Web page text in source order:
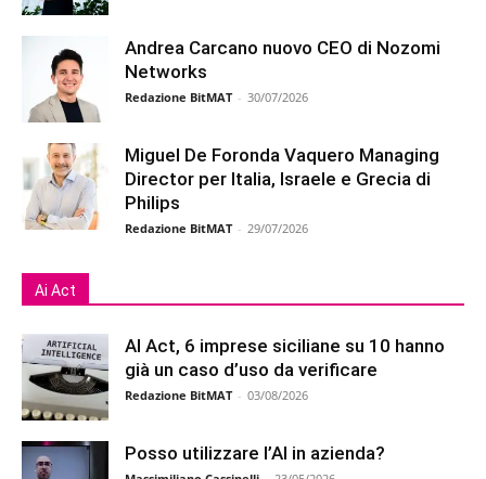
Andrea Carcano nuovo CEO di Nozomi
Networks
Redazione BitMAT - 30/07/2026
Miguel De Foronda Vaquero Managing
Director per Italia, Israele e Grecia di
Philips
Redazione BitMAT - 29/07/2026
Ai Act
AI Act, 6 imprese siciliane su 10 hanno
già un caso d’uso da verificare
Redazione BitMAT - 03/08/2026
Posso utilizzare l’AI in azienda?